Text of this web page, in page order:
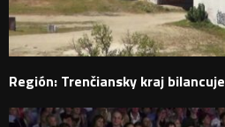
Región: Trenčiansky kraj bilancuje